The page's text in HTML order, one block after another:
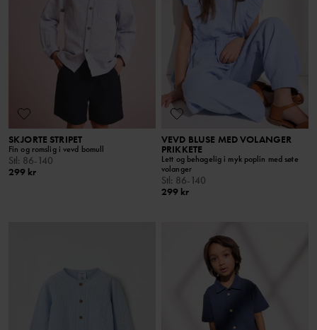
SKJORTE STRIPET
Fin og romslig i vevd bomull
Stl: 86-140
299 kr
VEVD BLUSE MED VOLANGER
PRIKKETE
Lett og behagelig i myk poplin med søte
volanger
Stl: 86-140
299 kr